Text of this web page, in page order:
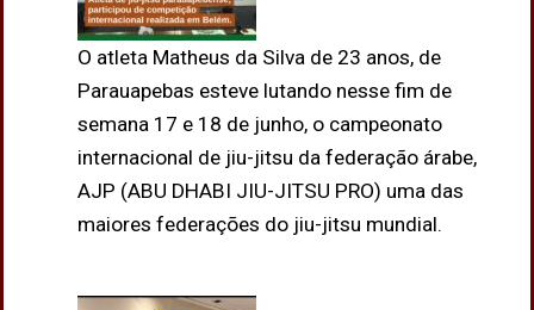
O atleta Matheus da Silva de 23 anos, de
Parauapebas esteve lutando nesse fim de
semana 17 e 18 de junho, o campeonato
internacional de jiu-jitsu da federação árabe,
AJP (ABU DHABI JIU-JITSU PRO) uma das
maiores federações do jiu-jitsu mundial.